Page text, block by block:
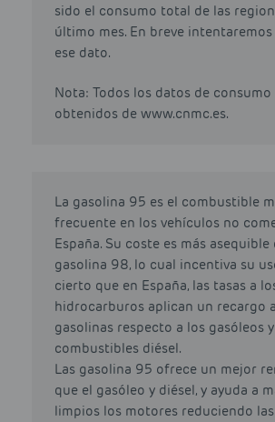
sido el consumo total de las
último mes. En breve
ese dato.
Nota: Todos los datos de consumo
obtenidos de www.cnmc.es.
La gasolina 95 es el combustible
frecuente en los vehículos no
España. Su coste es más asequible
gasolina 98, lo cual incentiva su
cierto que en España, las tasas a
hidrocarburos aplican un recargo
gasolinas respecto a los gasóleos y
combustibles diésel.
Las gasolina 95 ofrece un mejor
que el gasóleo y diésel, y ayuda a
limpios los motores reduciendo